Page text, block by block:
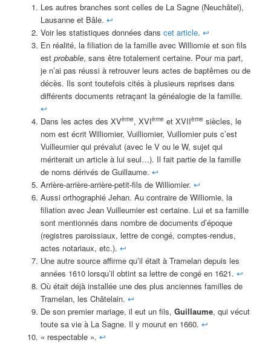
Les autres branches sont celles de La Sagne (Neuchâtel),
Lausanne et Bâle. ↩︎
Voir les statistiques données dans cet article. ↩︎
En réalité, la filiation de la famille avec Williomie et son fils
est probable, sans être totalement certaine. Pour ma part,
je n’ai pas réussi à retrouver leurs actes de baptêmes ou de
décès. Ils sont toutefois cités à plusieurs reprises dans
différents documents retraçant la généalogie de la famille.
↩︎
Dans les actes des XVème, XVIème et XVIIème siècles, le
nom est écrit Williomier, Vuilliomier, Vuillomier puis c’est
Vuilleumier qui prévalut (avec le V ou le W, sujet qui
mériterait un article à lui seul…). Il fait partie de la famille
de noms dérivés de Guillaume. ↩︎
Arrière-arrière-arrière-petit-fils de Williomier. ↩︎
Aussi orthographié Jehan. Au contraire de Williomie, la
filiation avec Jean Vuilleumier est certaine. Lui et sa famille
sont mentionnés dans nombre de documents d’époque
(registres paroissiaux, lettre de congé, comptes-rendus,
actes notariaux, etc.). ↩︎
Une autre source affirme qu’il était à Tramelan depuis les
années 1610 lorsqu’il obtint sa lettre de congé en 1621. ↩︎
Où était déjà installée une des plus anciennes familles de
Tramelan, les Châtelain. ↩︎
De son premier mariage, il eut un fils, Guillaume, qui vécut
toute sa vie à La Sagne. Il y mourut en 1660. ↩︎
« respectable ». ↩︎